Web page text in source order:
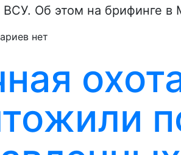
ВСУ. Об этом на брифинге
нет